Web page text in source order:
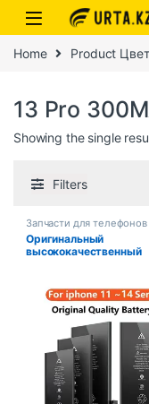
Home Product Цвет
13 Pro
Showing the single
Filters
Запчасти для телефонов
Оригинальный
высококачественный
Xs Max XR 11 Pro
телефон с
наклейками для
инструментов